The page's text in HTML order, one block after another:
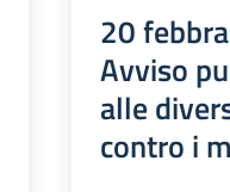
20
Avviso
alle
contro i